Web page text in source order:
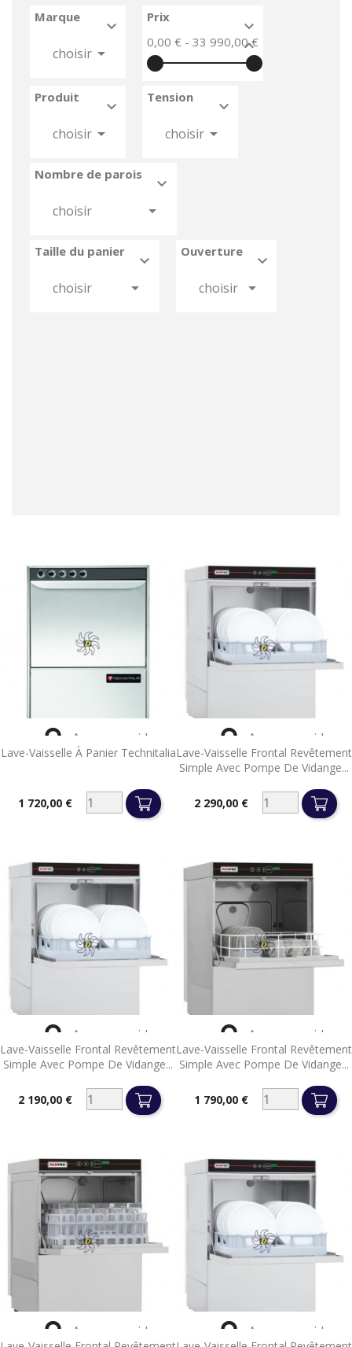
Marque

choisir 
Prix


0,00 € - 33 990,00 €
Produit

choisir 
Tension

choisir 
Nombre de parois

choisir 
Taille du panier

choisir 
Ouverture

choisir 
Lave-Vaisselle À Panier Technitalia
Prix1 720,00 €
 Aperçu rapide
Lave-Vaisselle Frontal Revêtement
Simple Avec Pompe De Vidange...
Prix2 290,00 €
 Aperçu rapide
Lave-Vaisselle Frontal Revêtement
Simple Avec Pompe De Vidange...
Prix2 190,00 €
 Aperçu rapide
Lave-Vaisselle Frontal Revêtement
Simple Avec Pompe De Vidange...
Prix1 790,00 €
 Aperçu rapide
 Aperçu rapide  Aperçu rapide